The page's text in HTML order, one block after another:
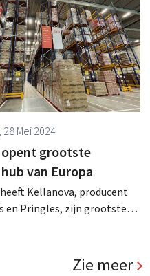
28 Mei 2024
opent grootste
van Europa
Kellanova, producent
en Pringles, zijn grootste
voor het bedrijf. .Zie meer